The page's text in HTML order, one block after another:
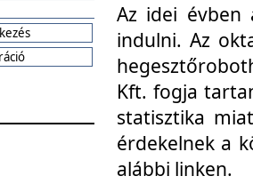
Az idei évben
indulni. Az
Kft. fogja
statisztika
érdekelnek a
alábbi linken.